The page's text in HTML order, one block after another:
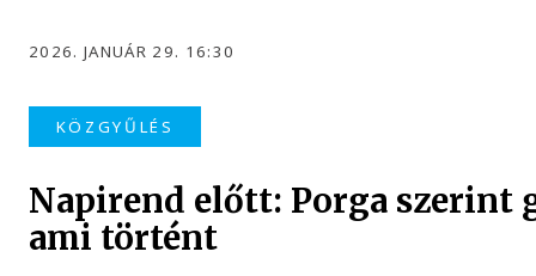
2026. JANUÁR 29. 16:30
KÖZGYŰLÉS
Napirend előtt: Porga szerint
ami történt